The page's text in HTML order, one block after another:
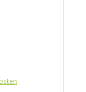
vor. Mit
dient
der